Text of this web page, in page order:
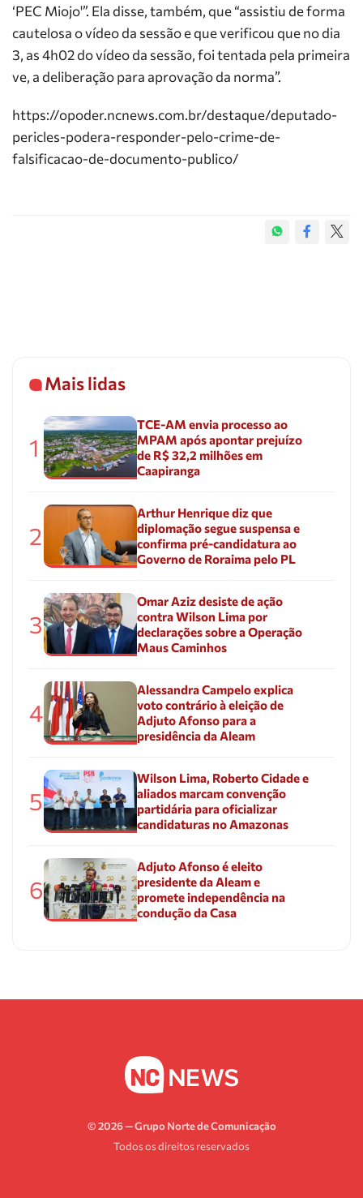
‘PEC Miojo'”. Ela disse, também, que “assistiu de forma
cautelosa o vídeo da sessão e que verificou que no dia
3, as 4h02 do vídeo da sessão, foi tentada pela primeira
ve, a deliberação para aprovação da norma”.
https://opoder.ncnews.com.br/destaque/deputado-
pericles-podera-responder-pelo-crime-de-
falsificacao-de-documento-publico/
Mais lidas
1
TCE-AM envia processo ao
MPAM após apontar prejuízo
de R$ 32,2 milhões em
Caapiranga
2
Arthur Henrique diz que
diplomação segue suspensa e
confirma pré-candidatura ao
Governo de Roraima pelo PL
3
Omar Aziz desiste de ação
contra Wilson Lima por
declarações sobre a Operação
Maus Caminhos
4
Alessandra Campelo explica
voto contrário à eleição de
Adjuto Afonso para a
presidência da Aleam
5
Wilson Lima, Roberto Cidade e
aliados marcam convenção
partidária para oficializar
candidaturas no Amazonas
6
Adjuto Afonso é eleito
presidente da Aleam e
promete independência na
condução da Casa
© 2026 — Grupo Norte de Comunicação
Todos os direitos reservados